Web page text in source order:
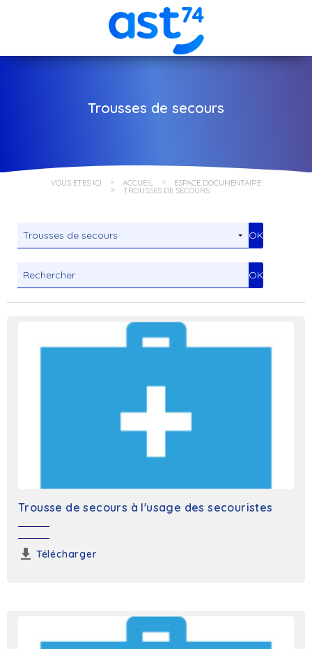
Trousses de secours
VOUS ÊTES ICI ACCUEIL ESPACE DOCUMENTAIRE
TROUSSES DE SECOURS
Trousse de secours à l'usage des secouristes
Télécharger